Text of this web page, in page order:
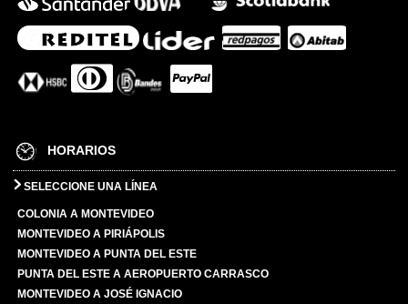
HORARIOS
SELECCIONE UNA LÍNEA
COLONIA A MONTEVIDEO
MONTEVIDEO A PIRIÁPOLIS
MONTEVIDEO A PUNTA DEL ESTE
PUNTA DEL ESTE A AEROPUERTO CARRASCO
MONTEVIDEO A JOSÉ IGNACIO